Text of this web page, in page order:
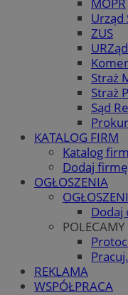
Urząd
ZUS
Straż
Straż
Sąd
KATALOG FIRM
Katalog firm
Dodaj
OGŁOSZENIA
Dodaj
POLECAMY
REKLAMA
WSPÓŁPRACA